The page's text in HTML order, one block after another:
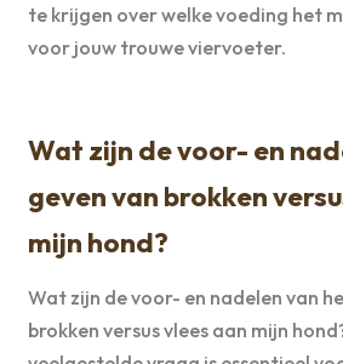
te krijgen over welke voeding het
voor jouw trouwe viervoeter.
Wat zijn de voor- en
geven van brokken
mijn hond?
Wat zijn de voor- en nadelen van
brokken versus vlees aan mijn